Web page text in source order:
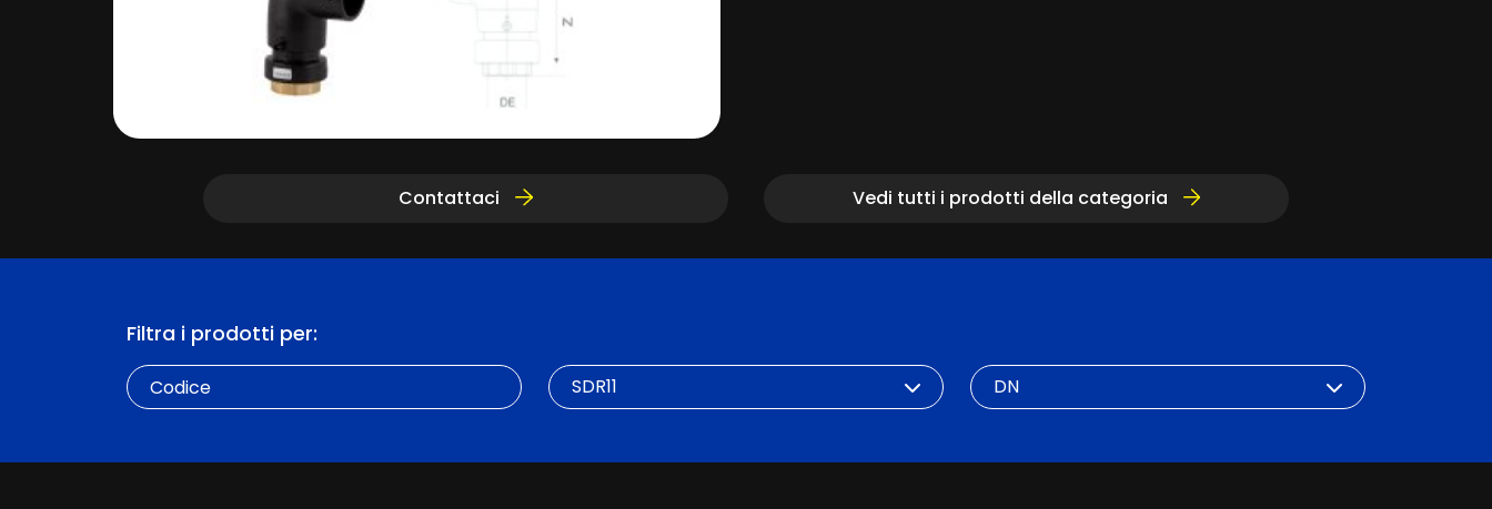
Contattaci Vedi tutti i prodotti della categoria
Filtra i prodotti per:
Codice SDR DN